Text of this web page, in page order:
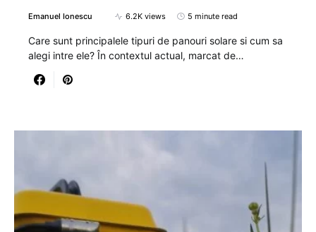
Emanuel Ionescu 6.2K views 5 minute read
Care sunt principalele tipuri de panouri solare si cum sa
alegi intre ele? În contextul actual, marcat de…